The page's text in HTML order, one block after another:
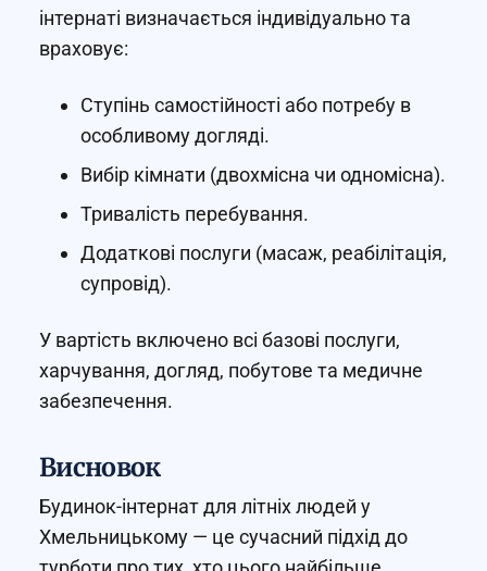
інтернаті визначається індивідуально та
враховує:
Ступінь самостійності або потребу в
особливому догляді.
Вибір кімнати (двохмісна чи одномісна).
Тривалість перебування.
Додаткові послуги (масаж, реабілітація,
супровід).
У вартість включено всі базові послуги,
харчування, догляд, побутове та медичне
забезпечення.
Висновок
Будинок-інтернат для літніх людей у
Хмельницькому — це сучасний підхід до